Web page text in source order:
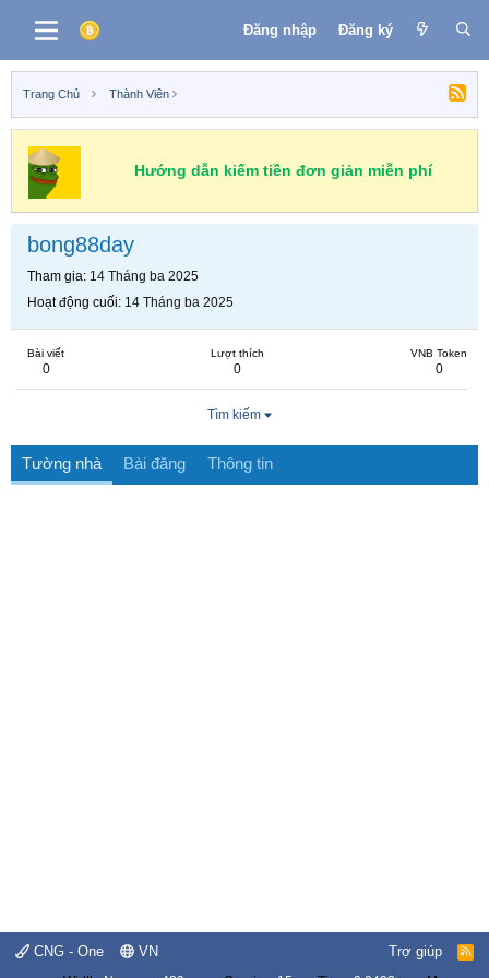
Đăng nhập Đăng ký
Trang Chủ Thành Viên
Hướng dẫn kiếm tiền đơn giản miễn phí
bong88day
Tham gia 14 Tháng ba 2025
Hoạt động cuối 14 Tháng ba 2025
Bài viết
0
Lượt thích
0
VNB Token
0
Tìm kiếm
Tường nhà Bài đăng Thông tin
CNG - One VN Trợ giúp
R